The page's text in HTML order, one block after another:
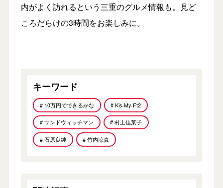
内がよく訪れるという三重のグルメ情報も。見ど
ころだらけの3時間をお楽しみに。
キーワード
# 10万円でできるかな # Kis-My-Ft2
# サンドウィッチマン # 村上佳菜子
# 石原良純 # 竹内涼真